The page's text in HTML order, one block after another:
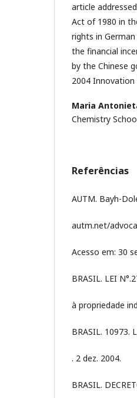
article
Act of 1980 in
rights in
the financial
by the Chinese
2004 Innovation
Maria
Chemistry
Referências
AUTM. Bayh-
autm.net/
Acesso em: 30
BRASIL. LEI
à propriedade
BRASIL. 10973.
. 2 dez. 2004.
BRASIL.